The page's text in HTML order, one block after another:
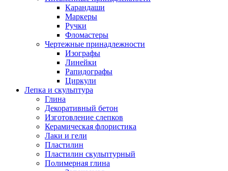
Карандаши
Маркеры
Ручки
Фломастеры
Чертежные принадлежности
Изографы
Линейки
Рапидографы
Циркули
Лепка и скульптура
Глина
Декоративный бетон
Изготовление слепков
Керамическая флористика
Лаки и гели
Пластилин
Пластилин скульптурный
Полимерная глина